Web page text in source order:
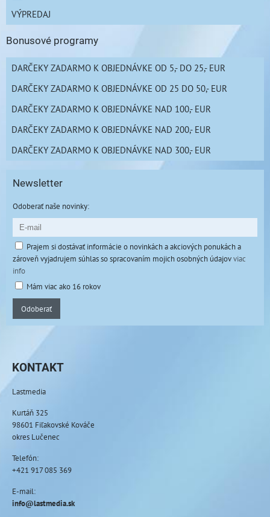
VÝPREDAJ
Bonusové programy
DARČEKY ZADARMO K OBJEDNÁVKE OD 5,- DO 25,- EUR
DARČEKY ZADARMO K OBJEDNÁVKE OD 25 DO 50,- EUR
DARČEKY ZADARMO K OBJEDNÁVKE NAD 100,- EUR
DARČEKY ZADARMO K OBJEDNÁVKE NAD 200,- EUR
DARČEKY ZADARMO K OBJEDNÁVKE NAD 300,- EUR
Newsletter
Odoberať naše novinky:
Prajem si dostávať informácie o novinkách a akciových ponukách a
zároveň vyjadrujem súhlas so spracovaním mojich osobných údajovviac
info
Mám viac ako 16 rokov
Odoberať
KONTAKT
Lastmedia
Kurtáň 325
98601 Fiľakovské Kováče
okres Lučenec
Telefón:
+421 917 085 369
E-mail:
info@lastmedia.sk